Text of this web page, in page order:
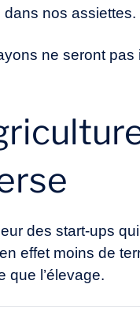
dans nos assiettes.
ne seront
des start-ups
effet moins de
que l’élevage.